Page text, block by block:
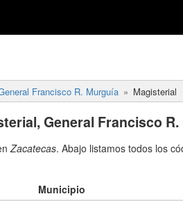
Francisco R. Murguía Magisterial
General Francisco
Zacatecas. Abajo listamos todos los
Municipio